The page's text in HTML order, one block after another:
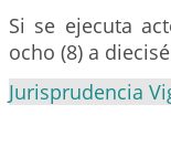
Si se ejecuta
ocho (8) a
Jurisprudencia